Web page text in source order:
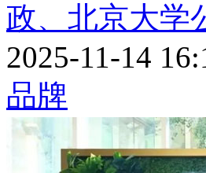
政、北京大学
2025-11-14
品牌